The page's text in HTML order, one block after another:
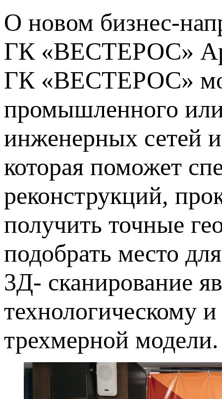
О новом бизнес-
ГК «ВЕСТЕРОС»
ГК «ВЕСТЕРОС»
промышленного или
инженерных сетей и
которая поможет
реконструкций,
получить точные
подобрать место
3Д- сканирование
технологическому
трехмерной модели.